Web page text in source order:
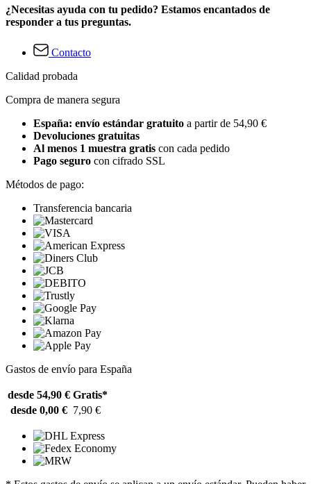
¿Necesitas ayuda con tu pedido? Estamos encantados de
responder a tus preguntas.
Contacto
Calidad probada
Compra de manera segura
España: envío estándar gratuito a partir de 54,90 €
Devoluciones gratuitas
Al menos 1 muestra gratis con cada pedido
Pago seguro con cifrado SSL
Métodos de pago:
Transferencia bancaria
Gastos de envío para España
desde 54,90 € Gratis*
desde 0,00 € 7,90 €